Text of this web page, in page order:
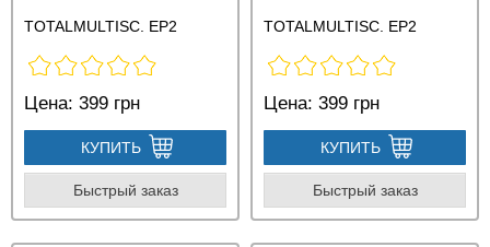
TOTALMULTISC. EP2
Цена: 399 грн
КУПИТЬ
Быстрый заказ
TOTALMULTISC. EP2
Цена: 399 грн
КУПИТЬ
Быстрый заказ